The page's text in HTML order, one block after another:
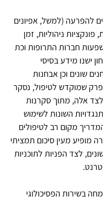
להפרעה (למשל, אפיונים
ניהוליות, זמן
חברות התרופות וכת
ישנו מידע בסיסי
שונים וכן אבחנות
שמוקדש לטיפול, נסקר
לצד אלה, מתוך סקרנות
השונות לשימוש
מקום רב לטיפולים
מופיע מעין סיכום תמציתי
לצד הפניות לתוכניות
בשירות הפסיכולוגי